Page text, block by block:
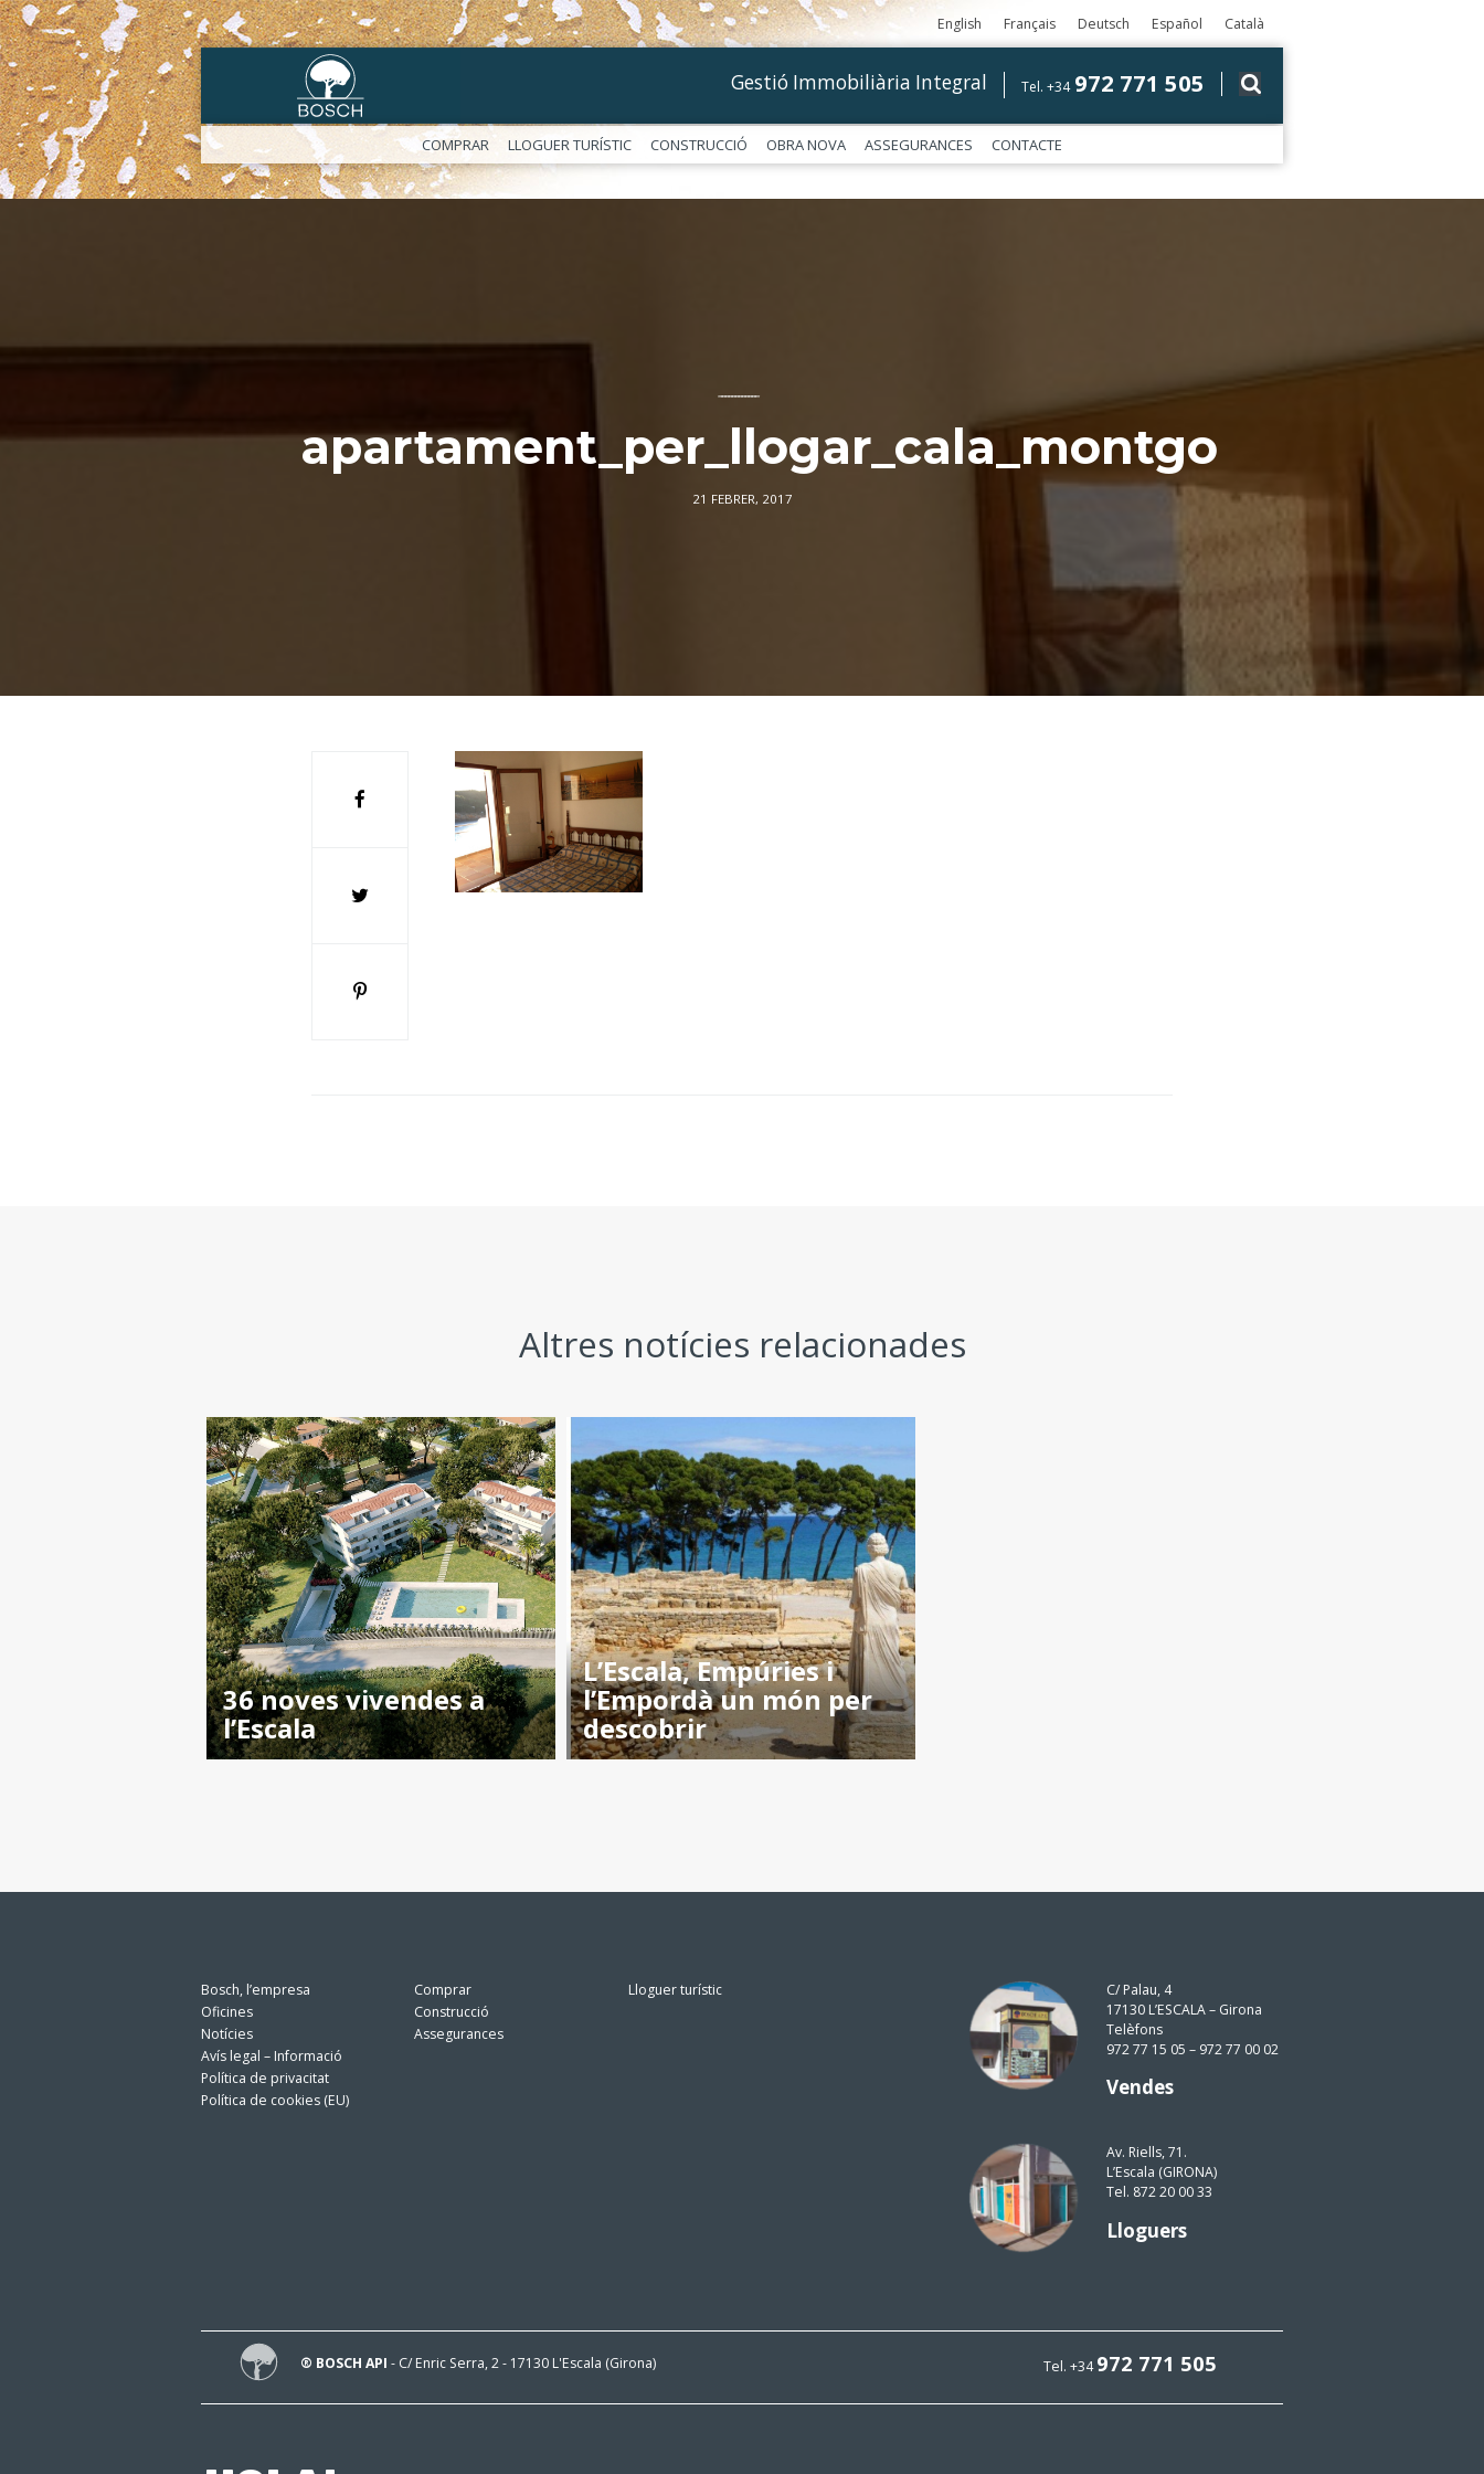
English Français Deutsch Español Català
Tel. +34 972 771 505
Gestió Immobiliària Integral
COMPRAR LLOGUER TURÍSTIC CONSTRUCCIÓ OBRA NOVA ASSEGURANCES CONTACTE
––––––––––––
apartament_per_llogar_cala_montgo
21 FEBRER, 2017
Altres notícies relacionades
36 noves vivendes a
l’Escala
L’Escala, Empúries i
l’Empordà un món per
descobrir
Bosch, l’empresa
Oficines
Notícies
Avís legal – Informació
Política de privacitat
Política de cookies (EU)
Comprar
Construcció
Assegurances
Lloguer turístic
C/ Palau, 4
17130 L’ESCALA – Girona
Telèfons
972 77 15 05 – 972 77 00 02
Vendes
Av. Riells, 71.
L’Escala (GIRONA)
Tel. 872 20 00 33
Lloguers
Tel. +34972 771 505
® BOSCH API - C/ Enric Serra, 2 - 17130 L'Escala (Girona)